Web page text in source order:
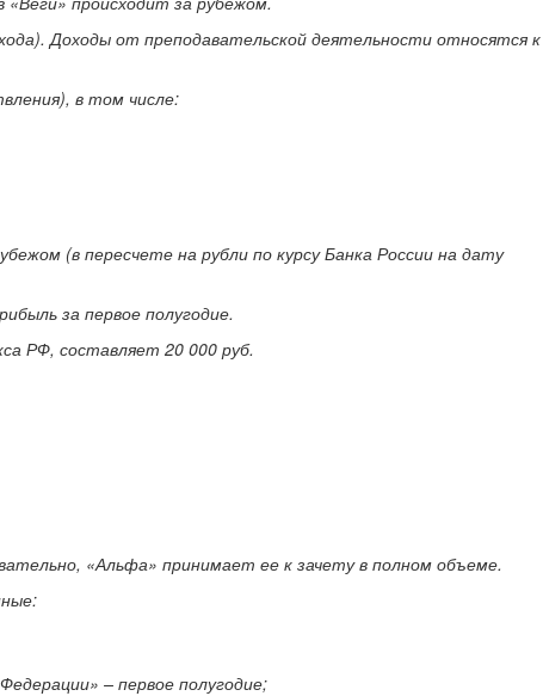
Доходы от преподавательской деятельности относятся к
в том числе:
(в пересчете на рубли по курсу Банка России на дату
за первое полугодие.
РФ, составляет 20 000 руб.
«Альфа» принимает ее к зачету в полном объеме.
– первое полугодие;